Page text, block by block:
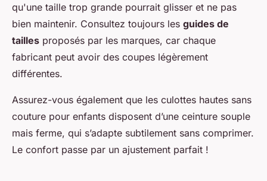
qu'une taille trop grande pourrait glisser et ne pas
bien maintenir. Consultez toujours les guides de
tailles proposés par les marques, car chaque
fabricant peut avoir des coupes légèrement
différentes.
Assurez-vous également que les culottes hautes sans
couture pour enfants disposent d’une ceinture souple
mais ferme, qui s’adapte subtilement sans comprimer.
Le confort passe par un ajustement parfait !